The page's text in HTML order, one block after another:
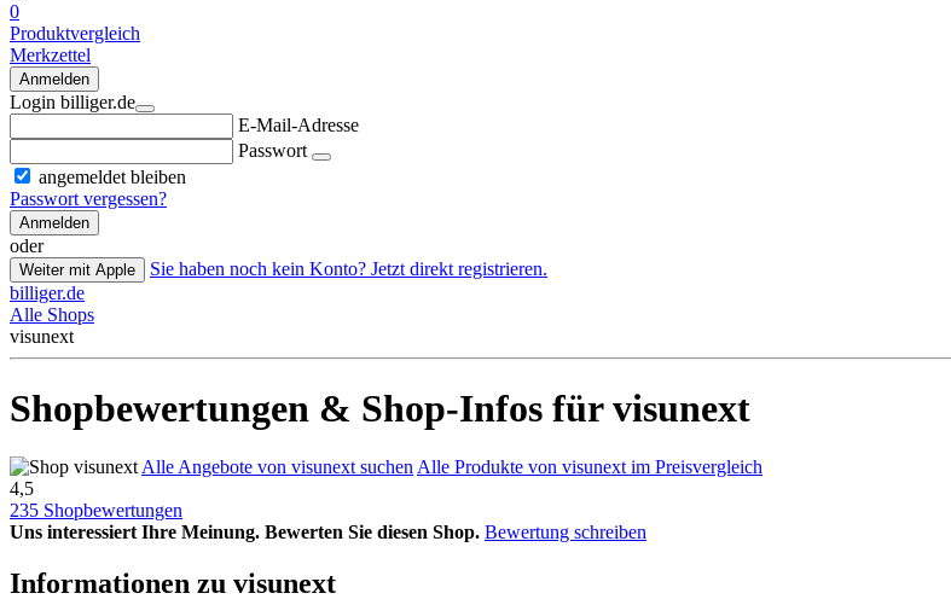
0
Produktvergleich
Merkzettel
Anmelden
Login billiger.de
E-Mail-Adresse
Passwort
angemeldet bleiben
Passwort vergessen?
Anmelden
oder
Weiter mit Apple
Sie haben noch kein Konto? Jetzt direkt registrieren.
billiger.de
Alle Shops
visunext
Shopbewertungen & Shop-Infos für visunext
Alle Angebote von visunext suchen Alle Produkte von visunext im Preisvergleich
4,5
235 Shopbewertungen
Uns interessiert Ihre Meinung. Bewerten Sie diesen Shop. Bewertung schreiben
Informationen zu visunext